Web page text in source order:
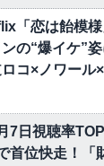
「恋は飴模
の“爆イケ”
コ×ノワール
7日視聴率
首位快走！「